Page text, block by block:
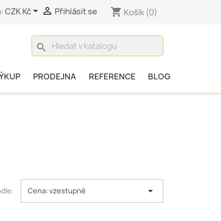
CZK Kč  Přihlásit se shopping_cart Košík (0)
search
PRODEJNA REFERENCE BLOG
Cena: vzestupně 